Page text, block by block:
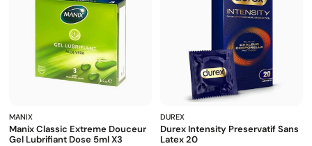
MANIX
Manix Classic Extreme Douceur
Gel Lubrifiant Dose 5ml X3
DUREX
Durex Intensity Preservatif Sans
Latex 20